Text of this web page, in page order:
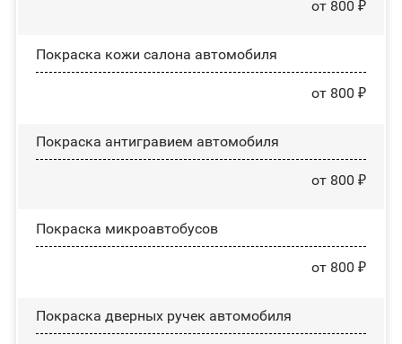
от 800 ₽
Покраска кожи салона автомобиля
от 800 ₽
Покраска антигравием автомобиля
от 800 ₽
Покраска микроавтобусов
от 800 ₽
Покраска дверных ручек автомобиля